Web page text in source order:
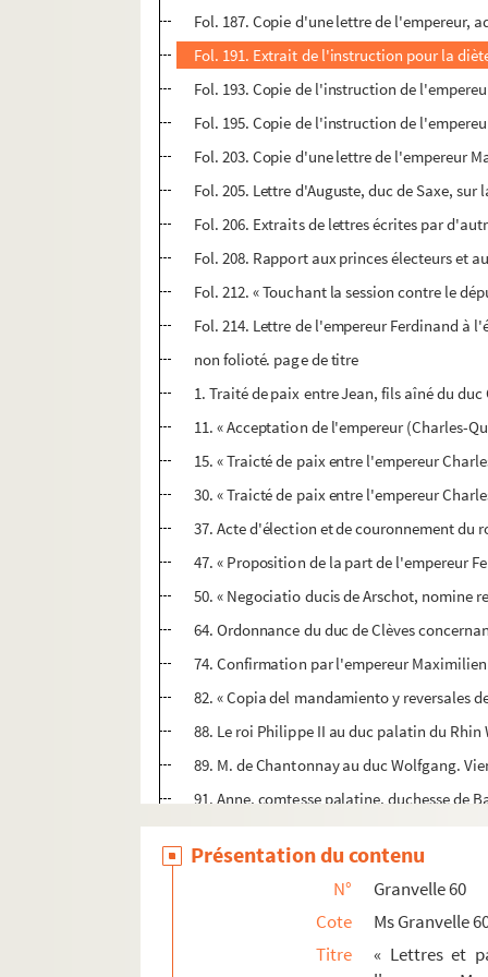
Fol. 187. Copie d'une lettre de l'empereur,
Fol. 191. Extrait de l'instruction pour la
Fol. 193. Copie de l'instruction de
Fol. 195. Copie de l'instruction de
Fol. 203. Copie d'une lettre de l'empereur
Fol. 205. Lettre d'Auguste, duc de Saxe,
Fol. 206. Extraits de lettres écrites par
Fol. 208. Rapport aux princes électeurs et
Fol. 212. « Touchant la session contre le
Fol. 214. Lettre de l'empereur Ferdinand à
non folioté. page de titre
1. Traité de paix entre Jean, fils aîné du
11. « Acceptation de l'empereur (Charles-
15. « Traicté de paix entre l'empereur
30. « Traicté de paix entre l'empereur
37. Acte d'élection et de couronnement du
47. « Proposition de la part de l'empereur
50. « Negociatio ducis de Arschot, nomine
64. Ordonnance du duc de Clèves
74. Confirmation par l'empereur
82. « Copia del mandamiento y reversales
88. Le roi Philippe II au duc palatin du
89. M. de Chantonnay au duc Wolfgang.
91. Anne, comtesse palatine, duchesse de
93. « Responsum Caesar. Majestatis
101. Recès de l'assemblée des États de
107. Acceptation du Reichstag de
111. Joachim, margrave de Brandebourg,
114. Jean-Guillaume, duc de Saxe, à
Présentation du contenu
N°
Granvelle 60
Cote
Ms Granvelle
Titre
« Lettres et